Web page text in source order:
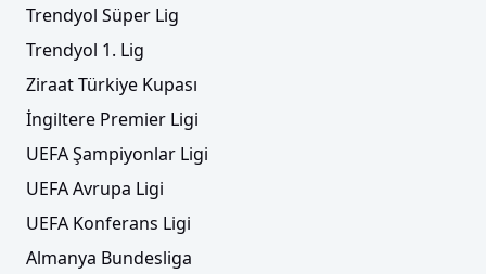
Trendyol Süper Lig
Trendyol 1. Lig
Ziraat Türkiye Kupası
İngiltere Premier Ligi
UEFA Şampiyonlar Ligi
UEFA Avrupa Ligi
UEFA Konferans Ligi
Almanya Bundesliga